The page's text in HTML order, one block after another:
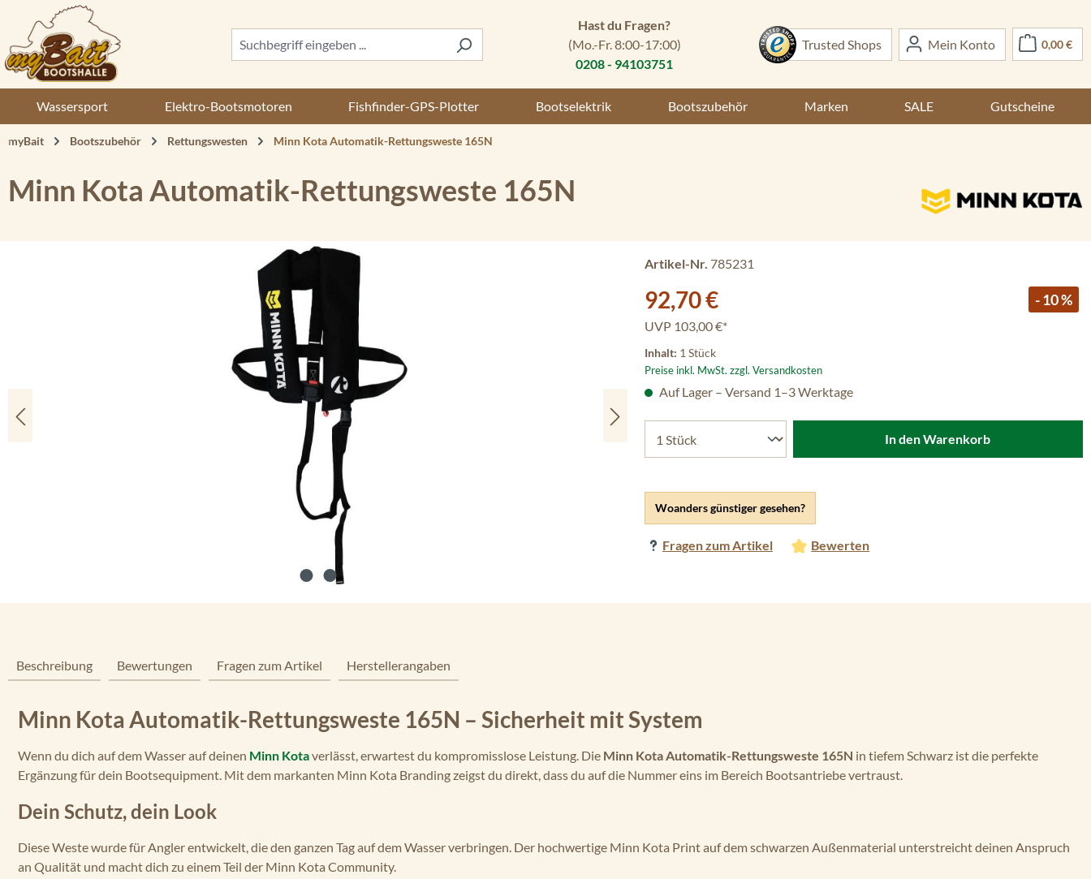
Hauptinhalt springen
Zur Suche springen
Zur Hauptnavigation springen
Hast du Fragen?
(Mo.-Fr. 8:00-17:00)
0208 - 94103751
Trusted Shops Mein Konto 0,00 €
Wassersport Elektro-Bootsmotoren Fishfinder-GPS-Plotter Bootselektrik Bootszubehör Marken SALE Gutscheine
myBait Bootszubehör Rettungswesten Minn Kota Automatik-Rettungsweste 165N
Minn Kota Automatik-Rettungsweste 165N
Artikel-Nr. 785231
Verkaufspreis:
92,70 € - 10 %
UVP 103,00 €*
Inhalt: 1 Stück
Preise inkl. MwSt. zzgl. Versandkosten
Woanders günstiger gesehen?
Fragen zum Artikel Bewerten
Auf Lager – Versand 1–3 Werktage
In den Warenkorb
Beschreibung Bewertungen Fragen zum Artikel Herstellerangaben
Minn Kota Automatik-Rettungsweste 165N – Sicherheit mit System
Wenn du dich auf dem Wasser auf deinen Minn Kotaverlässt, erwartest du kompromisslose Leistung. Die Minn Kota Automatik-Rettungsweste 165N in tiefem Schwarz ist die perfekte
Ergänzung für dein Bootsequipment. Mit dem markanten Minn Kota Branding zeigst du direkt, dass du auf die Nummer eins im Bereich Bootsantriebe vertraust.
Dein Schutz, dein Look
Diese Weste wurde für Angler entwickelt, die den ganzen Tag auf dem Wasser verbringen. Der hochwertige Minn Kota Print auf dem schwarzen Außenmaterial unterstreicht deinen Anspruch
an Qualität und macht dich zu einem Teil der Minn Kota Community.